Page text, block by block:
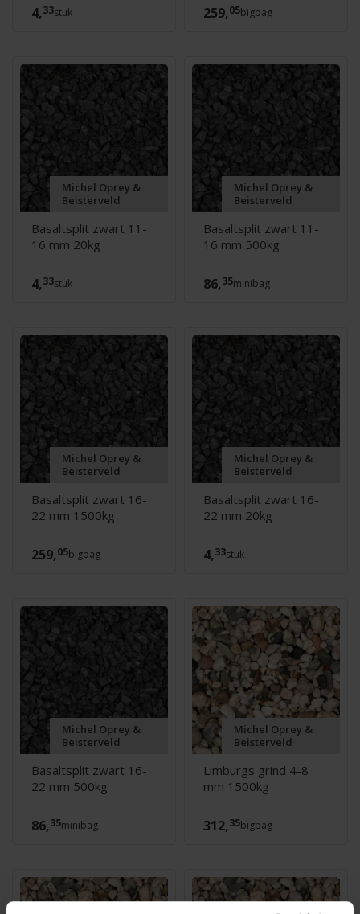
4,33stuk 259,05bigbag
Michel Oprey &
Beisterveld
Basaltsplit zwart 11-
16 mm 20kg
4,33stuk
Michel Oprey &
Beisterveld
Basaltsplit zwart 11-
16 mm 500kg
86,35minibag
Michel Oprey &
Beisterveld
Basaltsplit zwart 16-
22 mm 1500kg
259,05bigbag
Michel Oprey &
Beisterveld
Basaltsplit zwart 16-
22 mm 20kg
4,33stuk
Michel Oprey &
Beisterveld
Basaltsplit zwart 16-
22 mm 500kg
86,35minibag
Michel Oprey &
Beisterveld
Limburgs grind 4-8
mm 1500kg
312,35bigbag